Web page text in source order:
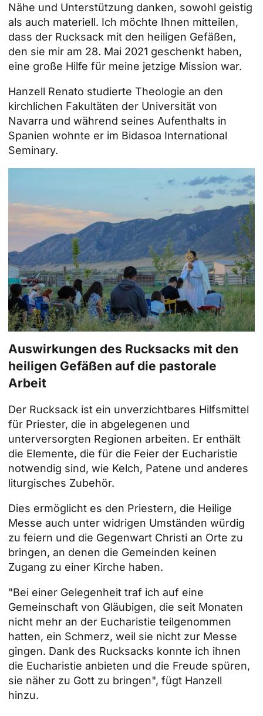
Nähe und Unterstützung danken, sowohl geistig
als auch materiell. Ich möchte Ihnen mitteilen,
dass der Rucksack mit den heiligen Gefäßen,
den sie mir am 28. Mai 2021 geschenkt haben,
eine große Hilfe für meine jetzige Mission war.
Hanzell Renato studierte Theologie an den
kirchlichen Fakultäten der Universität von
Navarra und während seines Aufenthalts in
Spanien wohnte er im Bidasoa International
Seminary.
Auswirkungen des Rucksacks mit den
heiligen Gefäßen auf die pastorale
Arbeit
Der Rucksack ist ein unverzichtbares Hilfsmittel
für Priester, die in abgelegenen und
unterversorgten Regionen arbeiten. Er enthält
die Elemente, die für die Feier der Eucharistie
notwendig sind, wie Kelch, Patene und anderes
liturgisches Zubehör.
Dies ermöglicht es den Priestern, die Heilige
Messe auch unter widrigen Umständen würdig
zu feiern und die Gegenwart Christi an Orte zu
bringen, an denen die Gemeinden keinen
Zugang zu einer Kirche haben.
"Bei einer Gelegenheit traf ich auf eine
Gemeinschaft von Gläubigen, die seit Monaten
nicht mehr an der Eucharistie teilgenommen
hatten, ein Schmerz, weil sie nicht zur Messe
gingen. Dank des Rucksacks konnte ich ihnen
die Eucharistie anbieten und die Freude spüren,
sie näher zu Gott zu bringen", fügt Hanzell
hinzu.